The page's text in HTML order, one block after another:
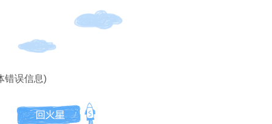
错误信息)